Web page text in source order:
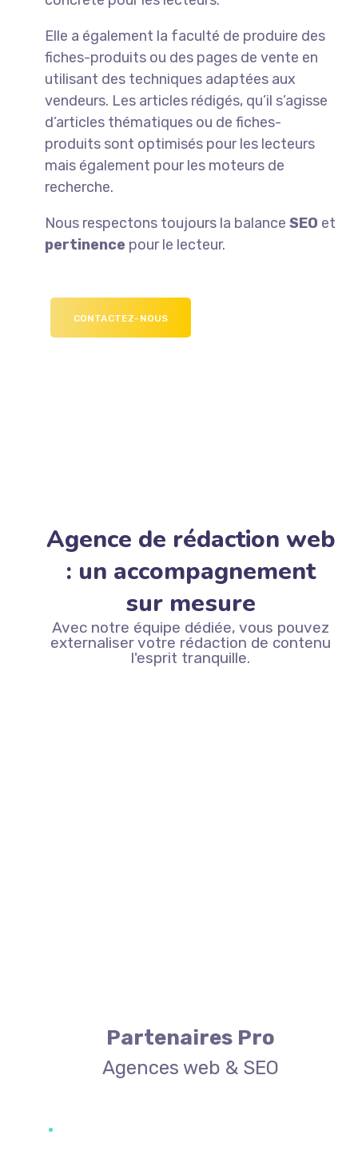
Elle a également la faculté de produire des
fiches-produits ou des pages de vente en
utilisant des techniques adaptées aux
vendeurs. Les articles rédigés, qu’il s’agisse
d’articles thématiques ou de fiches-
produits sont optimisés pour les lecteurs
mais également pour les moteurs de
recherche.
Nous respectons toujours la balanceSEO et
pertinence pour le lecteur.
CONTACTEZ-NOUS
Agence de rédaction web
: un accompagnement
sur mesure
Avec notre équipe dédiée, vous pouvez
externaliser votre rédaction de contenu
l'esprit tranquille.
Partenaires Pro
Agences web & SEO